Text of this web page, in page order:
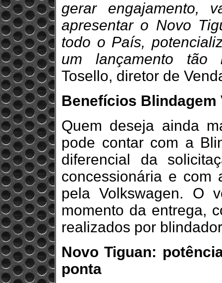
gerar engajamento,
apresentar o Novo
todo o País,
um lançamento tão
Tosello, diretor de
Benefícios Blindagem
Quem deseja ainda
pode contar com a
diferencial da
concessionária e com
pela Volkswagen. O
momento da entrega,
realizados por
Novo Tiguan:
ponta